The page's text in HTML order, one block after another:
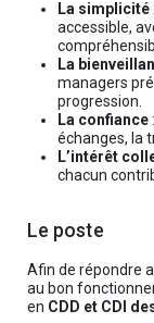
La simplicité
accessible,
La
managers
progression.
La confiance
échanges, la
L’intérêt
chacun
Le poste
Afin de répondre
au bon
en CDD et CDI